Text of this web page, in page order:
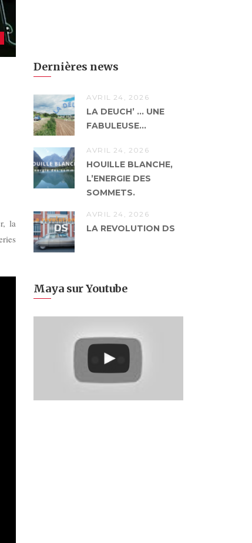
la
Dernières news
AVRIL 24, 2026
LA DEUCH’ … UNE
FABULEUSE...
AVRIL 24, 2026
HOUILLE BLANCHE,
L’ENERGIE DES
SOMMETS.
AVRIL 24, 2026
LA REVOLUTION DS
Maya sur Youtube